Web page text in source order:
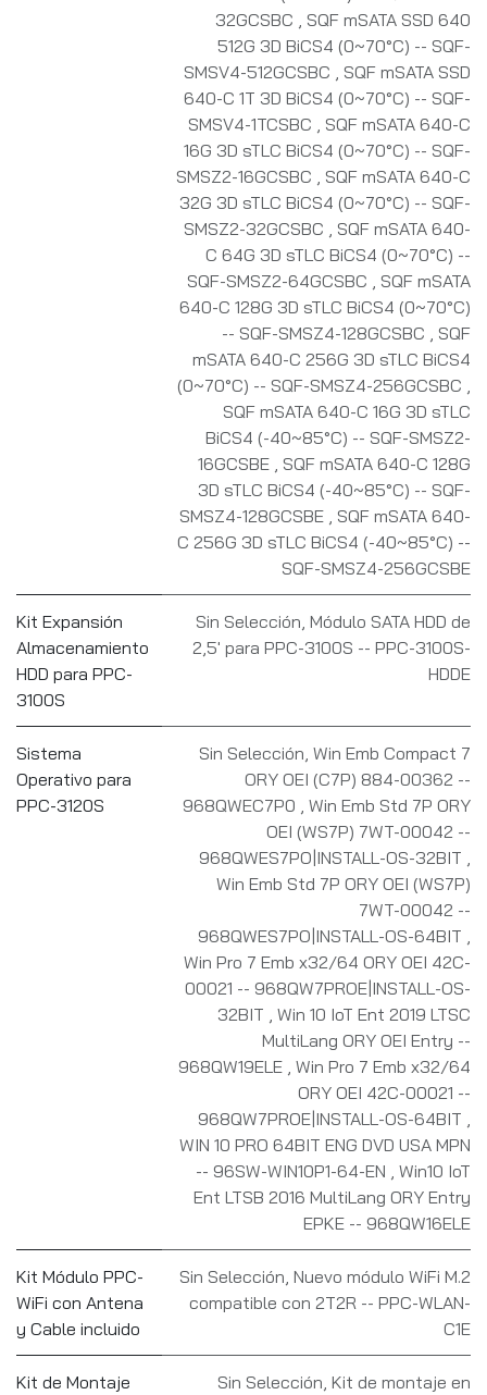
32GCSBC
SQF mSATA SSD 640
512G 3D BiCS4 (0~70°C) -- SQF-
SMSV4-512GCSBC
SQF mSATA SSD
640-C 1T 3D BiCS4 (0~70°C) -- SQF-
SMSV4-1TCSBC
SQF mSATA 640-C
16G 3D sTLC BiCS4 (0~70°C) -- SQF-
SMSZ2-16GCSBC
SQF mSATA 640-C
32G 3D sTLC BiCS4 (0~70°C) -- SQF-
SMSZ2-32GCSBC
SQF mSATA 640-
C 64G 3D sTLC BiCS4 (0~70°C) --
SQF-SMSZ2-64GCSBC
SQF mSATA
640-C 128G 3D sTLC BiCS4 (0~70°C)
-- SQF-SMSZ4-128GCSBC
SQF
mSATA 640-C 256G 3D sTLC BiCS4
(0~70°C) -- SQF-SMSZ4-256GCSBC
SQF mSATA 640-C 16G 3D sTLC
BiCS4 (-40~85°C) -- SQF-SMSZ2-
16GCSBE SQF mSATA 640-C 128G
3D sTLC BiCS4 (-40~85°C) -- SQF-
SMSZ4-128GCSBE SQF mSATA 640-
C 256G 3D sTLC BiCS4 (-40~85°C) --
SQF-SMSZ4-256GCSBE
Kit Expansión
Almacenamiento
HDD para PPC-
3100S
Sin Selección Módulo SATA HDD de
2,5' para PPC-3100S -- PPC-3100S-
HDDE
Sistema
Operativo para
PPC-3120S
Sin Selección Win Emb Compact 7
ORY OEI (C7P) 884-00362 --
968QWEC7P0
Win Emb Std 7P ORY
OEI (WS7P) 7WT-00042 --
968QWES7PO|INSTALL-OS-32BIT
Win Emb Std 7P ORY OEI (WS7P)
7WT-00042 --
968QWES7PO|INSTALL-OS-64BIT
Win Pro 7 Emb x32/64 ORY OEI 42C-
00021 -- 968QW7PROE|INSTALL-OS-
32BIT
Win 10 IoT Ent 2019 LTSC
MultiLang ORY OEI Entry --
968QW19ELE Win Pro 7 Emb x32/64
ORY OEI 42C-00021 --
968QW7PROE|INSTALL-OS-64BIT
WIN 10 PRO 64BIT ENG DVD USA MPN
-- 96SW-WIN10P1-64-EN
Win10 IoT
Ent LTSB 2016 MultiLang ORY Entry
EPKE -- 968QW16ELE
Kit Módulo PPC-
WiFi con Antena
y Cable incluido
Sin Selección Nuevo módulo WiFi M.2
compatible con 2T2R -- PPC-WLAN-
C1E
Kit de Montaje
Sin Selección Kit de montaje en